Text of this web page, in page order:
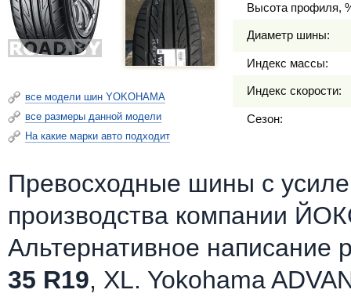
все модели шин YOKOHAMA
все размеры данной модели
На какие марки авто подходит
Высота профиля,
Диаметр шины:
Индекс массы:
Индекс скорости:
Сезон:
Превосходные шины c
производства компании
Альтернативное написание
35 R19, XL. Yokohama